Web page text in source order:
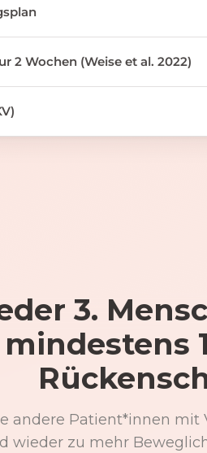
2 Wochen (Weise et al. 2022)
3.
andere Patient*innen mit
wieder zu mehr